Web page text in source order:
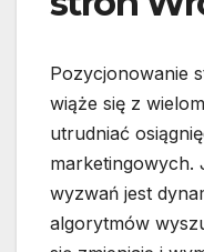
Pozycjonowanie
wiąże się z
utrudniać
marketingowych.
wyzwań jest
algorytmów